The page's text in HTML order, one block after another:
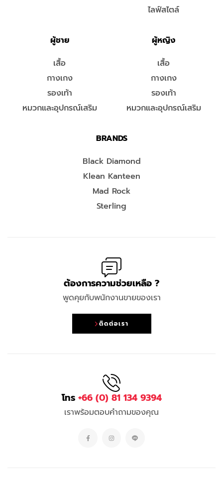
ไลฟ์สไตล์
ผู้ชาย
เสื้อ
กางเกง
รองเท้า
หมวกและอุปกรณ์เสริม
ผู้หญิง
เสื้อ
กางเกง
รองเท้า
หมวกและอุปกรณ์เสริม
BRANDS
Black Diamond
Klean Kanteen
Mad Rock
Sterling
ต้องการความช่วยเหลือ ?
พูดคุยกับพนักงานขายของเรา
ติดต่อเรา
โทร +66 (0) 81 134 9394
เราพร้อมตอบคำถามของคุณ